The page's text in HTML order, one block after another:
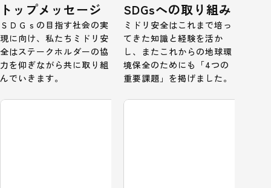
トップメッセージ
ＳＤＧｓの目指す社会の実
現に向け、私たちミドリ安
全はステークホルダーの協
力を仰ぎながら共に取り組
んでいきます。
SDGsへの取り組み
ミドリ安全はこれまで培っ
てきた知識と経験を活か
し、またこれからの地球環
境保全のためにも「4つの
重要課題」を掲げました。